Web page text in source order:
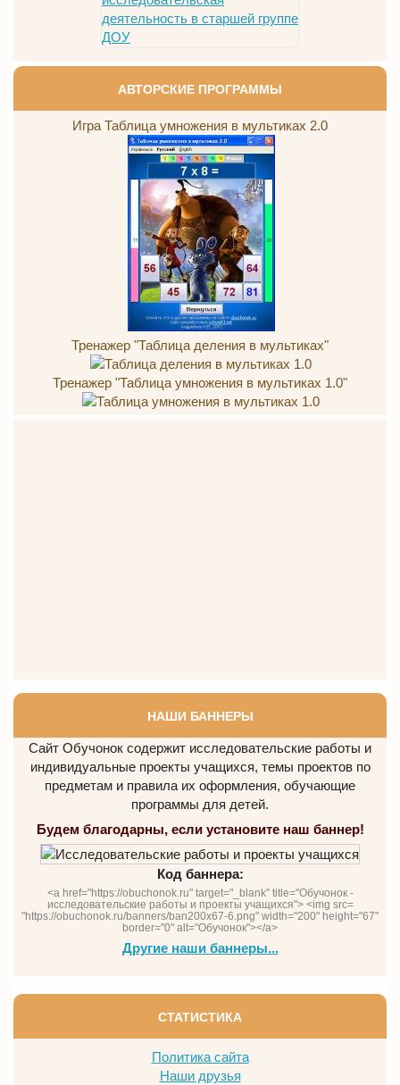
АВТОРСКИЕ ПРОГРАММЫ
Игра Таблица умножения в мультиках 2.0
Тренажер "Таблица деления в мультиках"
Тренажер "Таблица умножения в мультиках 1.0"
НАШИ БАННЕРЫ
Сайт Обучонок содержит исследовательские работы и
индивидуальные проекты учащихся, темы проектов по
предметам и правила их оформления, обучающие
программы для детей.
Будем благодарны, если установите наш баннер!
Код баннера:
<a href="https://obuchonok.ru" target="_blank" title="Обучонок -
исследовательские работы и проекты учащихся"> <img src=
"https://obuchonok.ru/banners/ban200x67-6.png" width="200" height="67"
border="0" alt="Обучонок"></a>
Другие наши баннеры...
СТАТИСТИКА
Политика сайта
Наши друзья